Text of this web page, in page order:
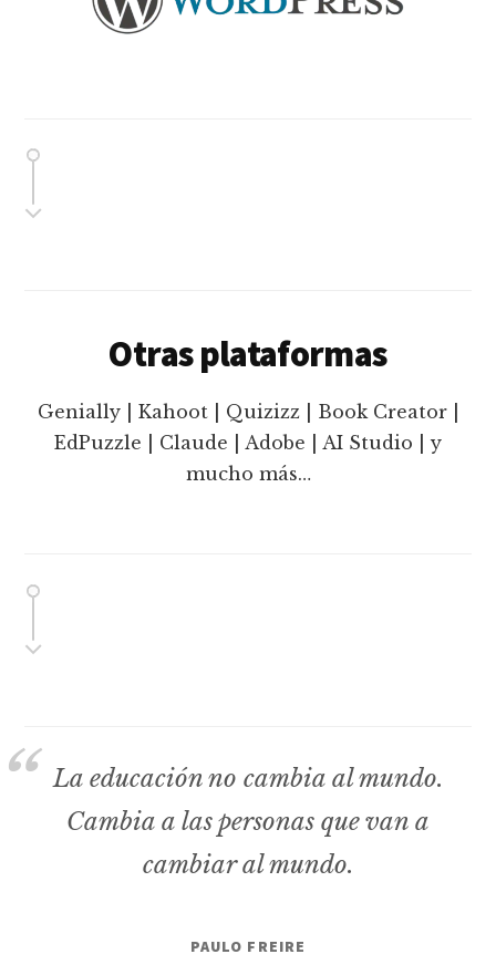
Otras plataformas
Genially | Kahoot | Quizizz | Book Creator |
EdPuzzle | Claude | Adobe | AI Studio | y
mucho más…
La educación no cambia al mundo.
Cambia a las personas que van a
cambiar al mundo.
PAULO FREIRE